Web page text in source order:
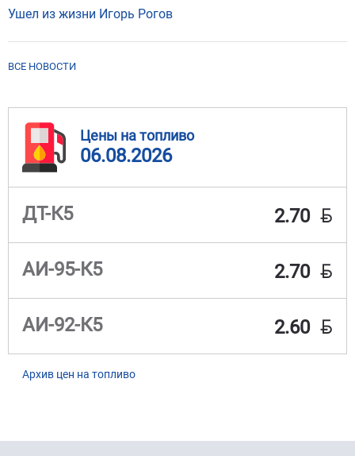
Ушел из жизни Игорь Рогов
ВСЕ НОВОСТИ
Цены на топливо
06.08.2026
ДТ-К5 2.70 BYN
АИ-95-К5 2.70 BYN
АИ-92-К5 2.60 BYN
Архив цен на топливо